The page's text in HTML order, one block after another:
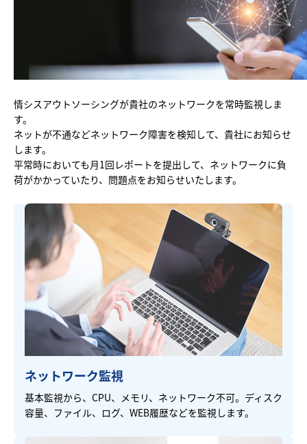
他社との違い
料金
導入の流れ
情シスアウトソーシングが貴社のネットワークを常時監視しま
す。
ネットが不通などネットワーク障害を検知して、貴社にお知らせ
します。
平常時においても月1回レポートを提出して、ネットワークに負
荷がかかっていたり、問題点をお知らせいたします。
ネットワーク監視
基本監視から、CPU、メモリ、ネットワーク不可。ディスク
容量、ファイル、ログ、WEB履歴などを監視します。